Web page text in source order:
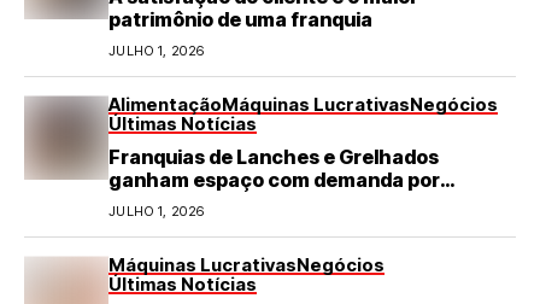
patrimônio de uma franquia
JULHO 1, 2026
AlimentaçãoMáquinas LucrativasNegócios
Últimas Notícias
Franquias de Lanches e Grelhados
ganham espaço com demanda por
refeições rápidas e de qualidade
JULHO 1, 2026
Máquinas LucrativasNegócios
Últimas Notícias